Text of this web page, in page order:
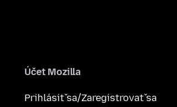
Účet Mozilla
Prihlásiť sa/Zaregistrovať sa